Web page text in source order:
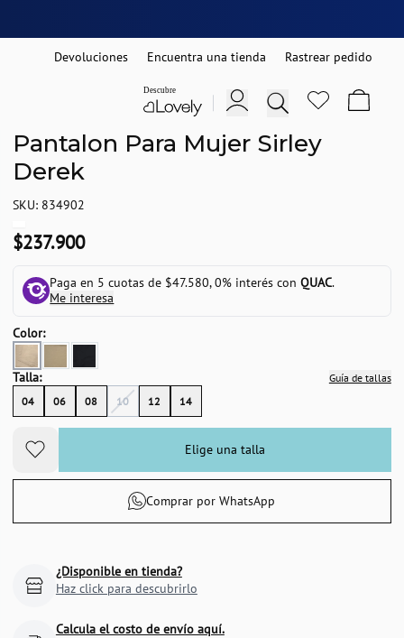
Devoluciones Encuentra una tienda Rastrear pedido
Pantalon Para Mujer Sirley
Derek
SKU: 834902
$237.900
Paga en 5 cuotas de $47.580, 0% interés conQUAC.
Me interesa
Color:
Talla:
Guía de tallas
04
06 08 10 12 14
Elige una talla
Comprar por WhatsApp
¿Disponible en tienda?
Haz click para descubrirlo
Calcula el costo de envío aquí.